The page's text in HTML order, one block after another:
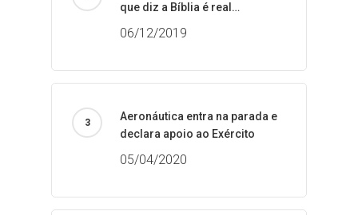
que diz a Bíblia é real…
06/12/2019
Aeronáutica entra na parada e
declara apoio ao Exército
05/04/2020